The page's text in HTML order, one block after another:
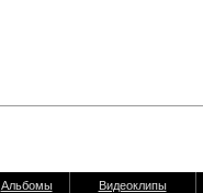
Альбомы
Видеоклипы